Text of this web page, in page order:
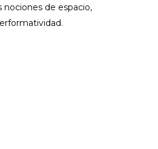
nociones de espacio,